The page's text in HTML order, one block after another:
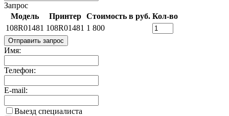
Запрос
Модель
Принтер Стоимость в руб. Кол-во
108R01481 108R01481 1 800
Отправить запрос
Имя:
Телефон:
E-mail:
Выезд специалиста